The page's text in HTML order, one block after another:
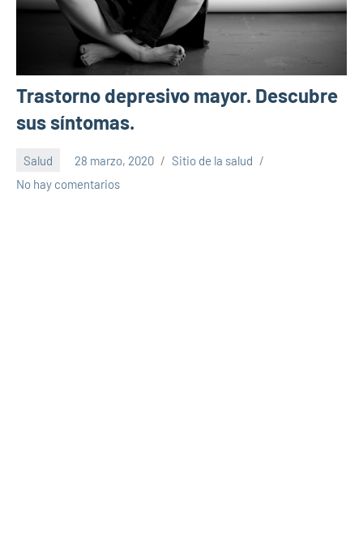
Trastorno depresivo mayor. Descubre
sus síntomas.
Salud 28 marzo, 2020
Sitio de la salud
No hay comentarios